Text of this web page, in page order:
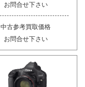
お問合せ下さい
中古参考買取価格
お問合せ下さい